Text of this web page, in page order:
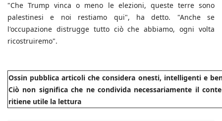
"Che Trump vinca o meno le elezioni, queste terre sono
palestinesi e noi restiamo qui", ha detto. "Anche se
l'occupazione distrugge tutto ciò che abbiamo, ogni volta
ricostruiremo".
Ossin pubblica articoli che considera onesti, intelligenti e
Ciò non significa che ne condivida necessariamente il
ritiene utile la lettura